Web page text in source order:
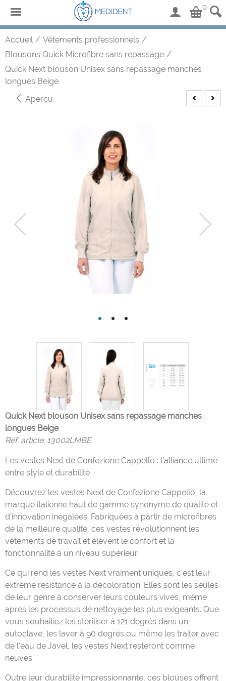
0
Accueil / Vêtements professionnels /
Blousons Quick Microfibre sans repassage /
Quick Next blouson Unisex sans repassage manches
longues Beige
Aperçu
Quick Next blouson Unisex sans repassage manches
longues Beige
Réf. article: 13002LMBE
Les vestes Next de Confezione Cappello : l'alliance ultime
entre style et durabilité
Découvrez les vestes Next de Confezione Cappello, la
marque italienne haut de gamme synonyme de qualité et
d'innovation inégalées. Fabriquées à partir de microfibres
de la meilleure qualité, ces vestes révolutionnent les
vêtements de travail et élèvent le confort et la
fonctionnalité à un niveau supérieur.
Ce qui rend les vestes Next vraiment uniques, c'est leur
extrême résistance à la décoloration. Elles sont les seules
de leur genre à conserver leurs couleurs vives, même
après les processus de nettoyage les plus exigeants. Que
vous souhaitiez les stériliser à 121 degrés dans un
autoclave, les laver à 90 degrés ou même les traiter avec
de l'eau de Javel, les vestes Next resteront comme
neuves.
Outre leur durabilité impressionnante, ces blouses offrent